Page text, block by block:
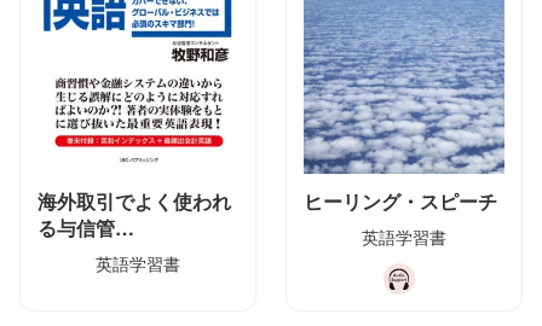
海外取引でよく使われ
る与信管…
英語学習書
ヒーリング・スピーチ
英語学習書